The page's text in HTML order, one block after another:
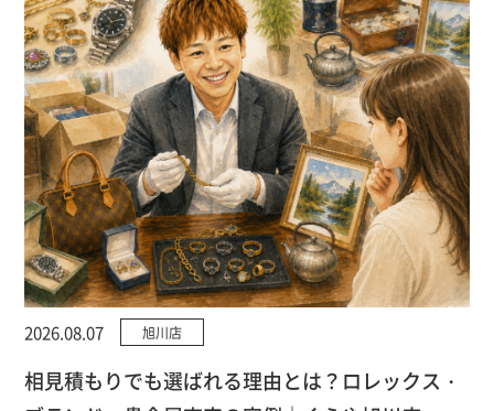
2026.08.07 旭川店
相見積もりでも選ばれる理由とは？ロレックス・